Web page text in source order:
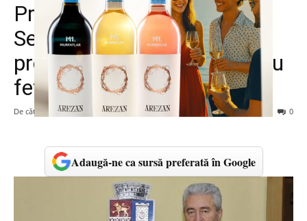
Primarul din Drobeta Turnu
Severin, client fidel al rețelei
proxenetului Mârț. Lua patru
fete deodată
De către 13 februarie 2015 0
Adaugă-ne ca sursă preferată în Google